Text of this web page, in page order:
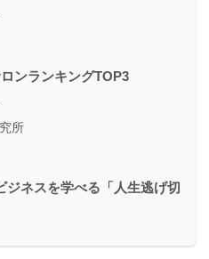
ンランキングTOP3
所
ジネスを学べる「人生逃げ切